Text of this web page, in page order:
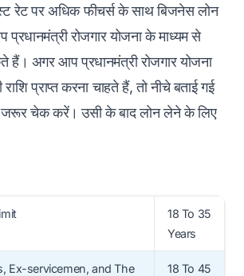
रेट पर अधिक फीचर्स के साथ बिजनेस लोन
प्रधानमंत्री रोजगार योजना के माध्यम से
हैं। अगर आप प्रधानमंत्री रोजगार योजना
प्राप्त करना चाहते हैं, तो नीचे बताई गई
जरूर चेक करें। उसी के बाद लोन लेने के लिए
18 To 35
Years
Ex-servicemen, and The
18 To 45